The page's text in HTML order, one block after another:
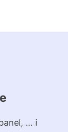
... i